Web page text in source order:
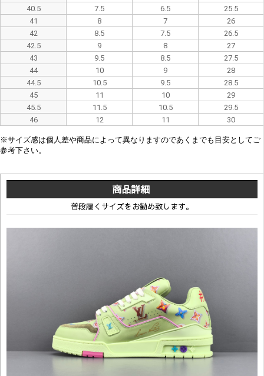
40.5
7.5 6.5
25.5
41
8 7
26
42
8.5 7.5
26.5
42.5
9 8
27
43
9.5 8.5
27.5
44
10 9
28
44.5
10.5 9.5
28.5
45
11 10
29
45.5
11.5 10.5
29.5
46
12 11 30
※サイズ感は個人差や商品によって異なり ますのであくまでも目安としてご
参考下さい。
商品詳細
普段履くサイズをお勧め致します。